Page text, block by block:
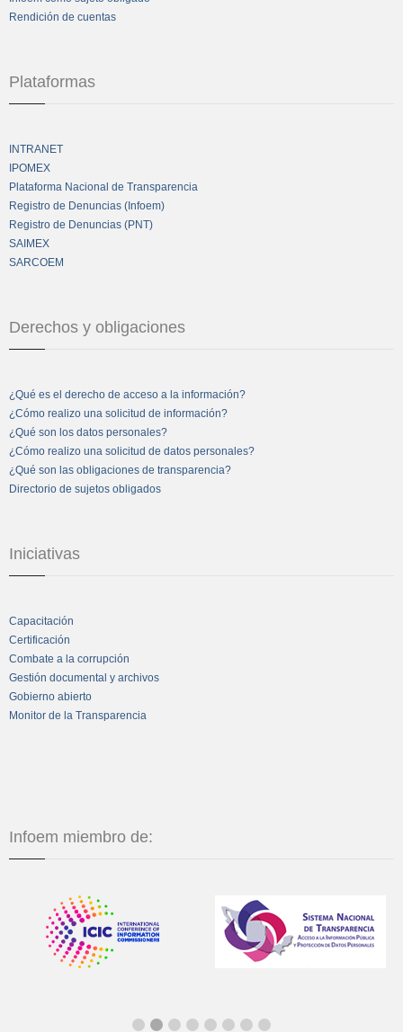
Rendición de cuentas
Plataformas
INTRANET
IPOMEX
Plataforma Nacional de Transparencia
Registro de Denuncias (Infoem)
Registro de Denuncias (PNT)
SAIMEX
SARCOEM
Derechos y obligaciones
¿Qué es el derecho de acceso a la información?
¿Cómo realizo una solicitud de información?
¿Qué son los datos personales?
¿Cómo realizo una solicitud de datos personales?
¿Qué son las obligaciones de transparencia?
Directorio de sujetos obligados
Iniciativas
Capacitación
Certificación
Combate a la corrupción
Gestión documental y archivos
Gobierno abierto
Monitor de la Transparencia
Infoem miembro de: